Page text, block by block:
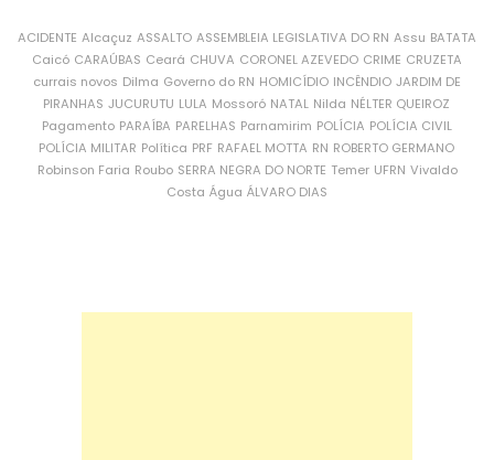
ACIDENTE Alcaçuz ASSALTO ASSEMBLEIA LEGISLATIVA DO RN Assu BATATA
Caicó CARAÚBAS Ceará CHUVA CORONEL AZEVEDO CRIME CRUZETA
currais novos Dilma Governo do RN HOMICÍDIO INCÊNDIO JARDIM DE
PIRANHAS JUCURUTU LULA Mossoró NATAL Nilda NÉLTER QUEIROZ
Pagamento PARAÍBA PARELHAS Parnamirim POLÍCIA POLÍCIA CIVIL
POLÍCIA MILITAR Política PRF RAFAEL MOTTA RN ROBERTO GERMANO
Robinson Faria Roubo SERRA NEGRA DO NORTE Temer UFRN Vivaldo
Costa Água ÁLVARO DIAS